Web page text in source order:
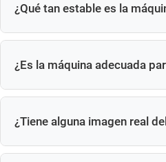
¿Qué tan estable es la
La estructura rígida garantiza
¿Es la máquina adecuada
Sí. Está diseñado para una
¿Tiene alguna imagen real
Sí, tenemos imágenes reales